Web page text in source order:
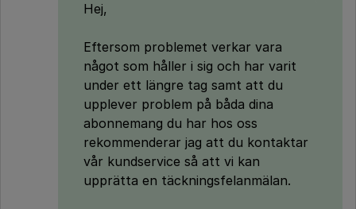
Hej,
Eftersom problemet verkar vara
något som håller i sig och har varit
under ett längre tag samt att du
upplever problem på båda dina
abonnemang du har hos oss
rekommenderar jag att du kontaktar
vår kundservice så att vi kan
upprätta en täckningsfelanmälan.